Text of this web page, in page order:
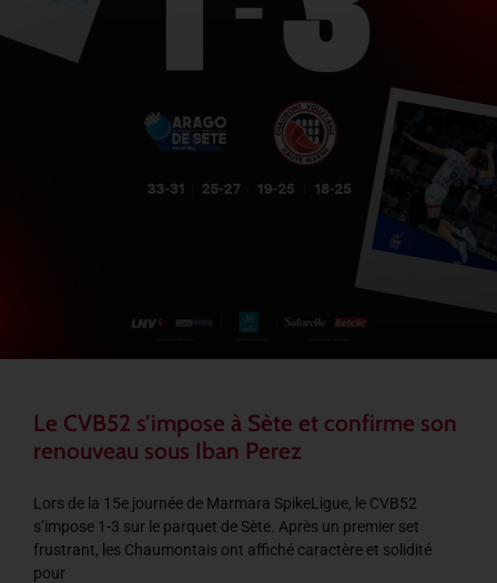
Le CVB52 s’impose à Sète et confirme son
renouveau sous Iban Perez
Lors de la 15e journée de Marmara SpikeLigue, le CVB52
s’impose 1-3 sur le parquet de Sète. Après un premier set
frustrant, les Chaumontais ont affiché caractère et solidité
pour